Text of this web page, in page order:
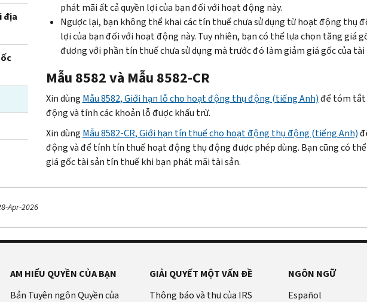
địa
phát mãi ất cả quyền lợi của bạn đối với hoạt động này.
Ngược lại, bạn không thể khai các tín thuế chưa sử dụng từ hoạt động thụ
lợi của bạn đối với hoạt động này. Tuy nhiên, bạn có thể lựa chọn tăng giá
đương với phần tín thuế chưa sử dụng mà trước đó làm giảm giá gốc của
Mẫu 8582 và Mẫu 8582-CR
Xin dùng Mẫu 8582, Giới hạn lỗ cho hoạt động thụ động (tiếng Anh)để tóm tắt
động và tính các khoản lỗ được khấu trừ.
Xin dùng Mẫu 8582-CR, Giới hạn tín thuế cho hoạt động thụ động (tiếng Anh)
động và để tính tín thuế hoạt động thụ động được phép dùng. Bạn cũng có thể
giá gốc tài sản tín thuế khi bạn phát mãi tài sản.
Apr-2026
AM HIỂU QUYỀN CỦA BẠN
Bản Tuyên ngôn Quyền của
GIẢI QUYẾT MỘT VẤN ĐỀ
Thông báo và thư của IRS
NGÔN NGỮ
Español